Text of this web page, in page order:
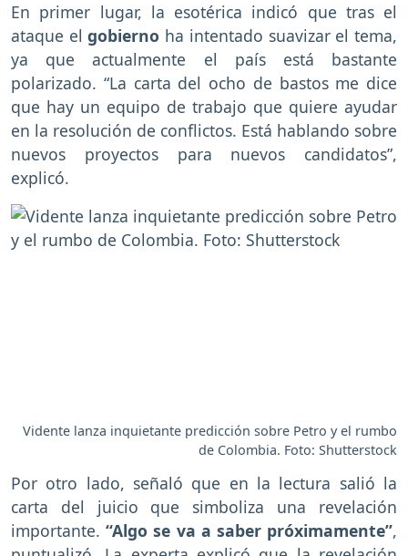
En primer lugar, la esotérica indicó que tras el
ataque elgobierno ha intentado suavizar el tema,
ya que actualmente el país está bastante
polarizado. “La carta del ocho de bastos me dice
que hay un equipo de trabajo que quiere ayudar
en la resolución de conflictos. Está hablando sobre
nuevos proyectos para nuevos candidatos”,
explicó.
Vidente lanza inquietante predicción sobre Petro y el rumbo
de Colombia. Foto: Shutterstock
Por otro lado, señaló que en la lectura salió la
carta del juicio que simboliza una revelación
importante.“Algo se va a saber próximamente”,